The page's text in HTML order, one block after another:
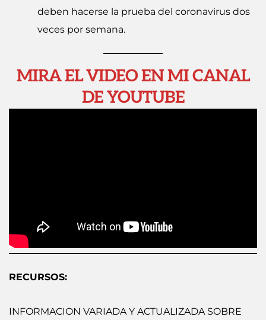
deben hacerse la prueba del coronavirus dos
veces por semana.
MIRA EL VIDEO EN MI CANAL
DE YOUTUBE
RECURSOS:
INFORMACION VARIADA Y ACTUALIZADA SOBRE